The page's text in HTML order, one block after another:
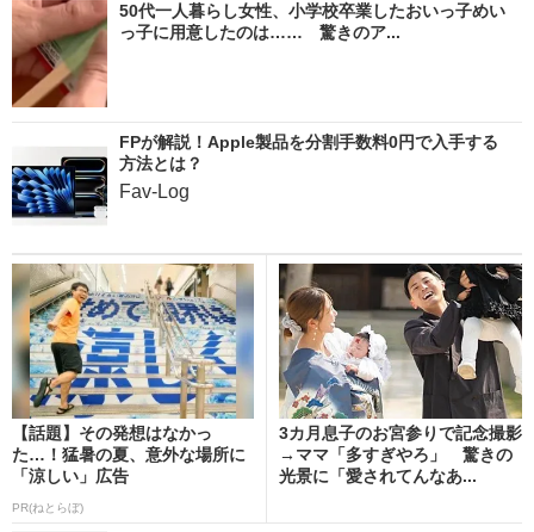
50代一人暮らし女性、小学校卒業したおいっ子めい
っ子に用意したのは…… 驚きのア...
FPが解説！Apple製品を分割手数料0円で入手する
方法とは？
Fav-Log
【話題】その発想はなかっ
た…！猛暑の夏、意外な場所に
「涼しい」広告
PR(ねとらぼ)
3カ月息子のお宮参りで記念撮影
→ママ「多すぎやろ」 驚きの
光景に「愛されてんなあ...